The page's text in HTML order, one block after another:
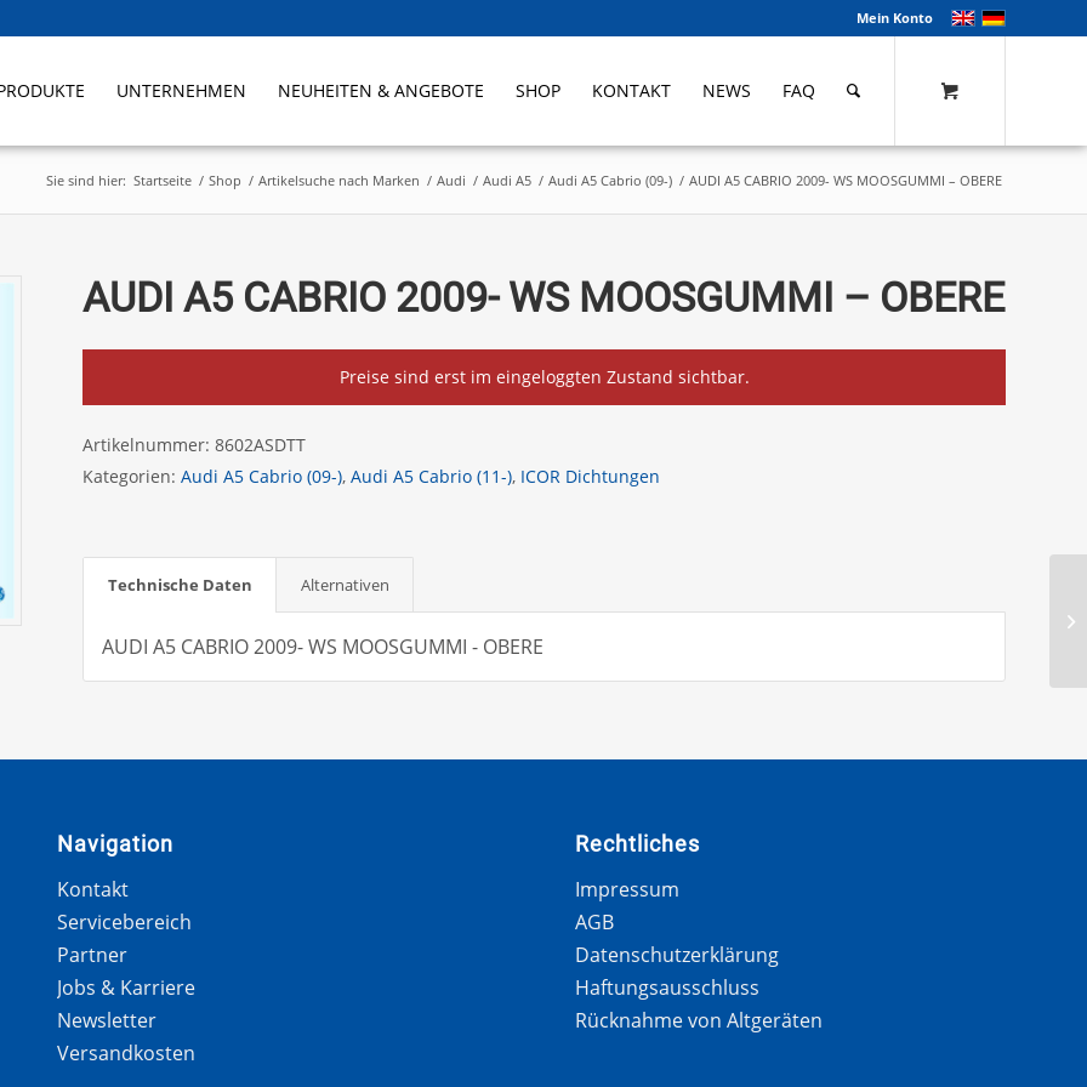
Mein Konto
UNTERNEHMEN NEUHEITEN & ANGEBOTE SHOP KONTAKT NEWS FAQ
Sie sind hier: Startseite / Shop / Artikelsuche nach Marken / Audi / Audi A5 / Audi A5 Cabrio (09-) / AUDI A5 CABRIO 2009- WS MOOSGUMMI – OBERE
AUDI A5 CABRIO 2009- WS MOOSGUMMI – OBERE
Preise sind erst im eingeloggten Zustand sichtbar.
Artikelnummer:8602ASDTT
Kategorien:Audi A5 Cabrio (09-),Audi A5 Cabrio (11-), ICOR Dichtungen
Technische Daten Alternativen
AUDI A5 CABRIO 2009- WS MOOSGUMMI - OBERE
Navigation
Kontakt
Servicebereich
Partner
Jobs & Karriere
Newsletter
Versandkosten
Rechtliches
Impressum
AGB
Datenschutzerklärung
Haftungsausschluss
Rücknahme von Altgeräten